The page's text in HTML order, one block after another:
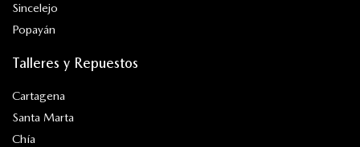
Sincelejo
Popayán
Talleres y Repuestos
Cartagena
Santa Marta
Chía